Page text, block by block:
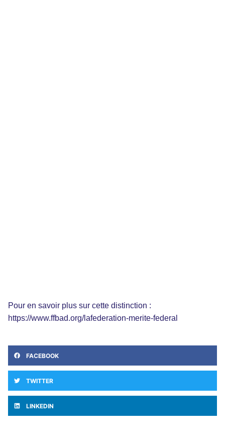
Pour en savoir plus sur cette distinction :
https://www.ffbad.org/lafederation-merite-federal
FACEBOOK
TWITTER
LINKEDIN